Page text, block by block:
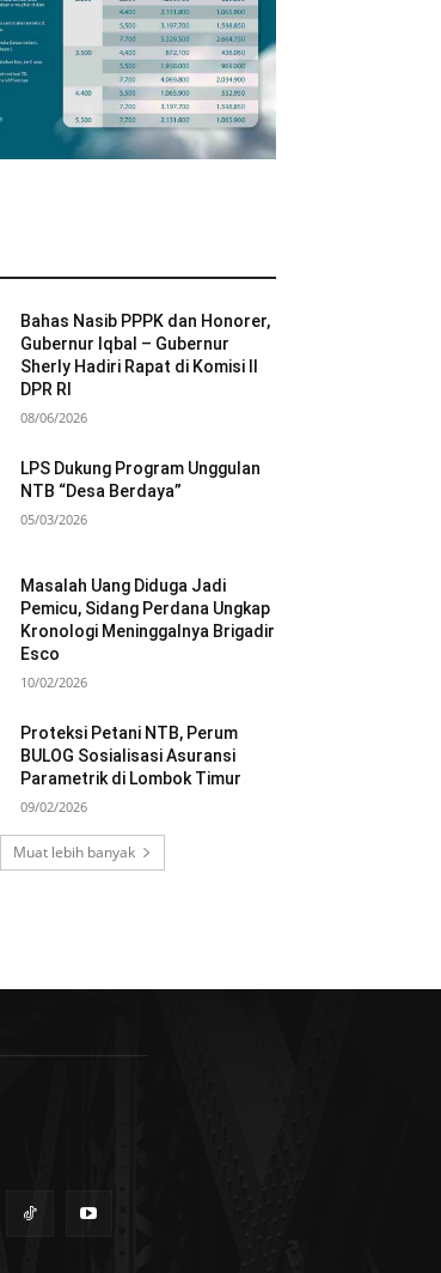
Bahas Nasib PPPK dan Honorer,
Gubernur Iqbal – Gubernur
Sherly Hadiri Rapat di Komisi II
DPR RI
08/06/2026
LPS Dukung Program Unggulan
NTB “Desa Berdaya”
05/03/2026
Masalah Uang Diduga Jadi
Pemicu, Sidang Perdana Ungkap
Kronologi Meninggalnya Brigadir
Esco
10/02/2026
Proteksi Petani NTB, Perum
BULOG Sosialisasi Asuransi
Parametrik di Lombok Timur
09/02/2026
Muat lebih banyak